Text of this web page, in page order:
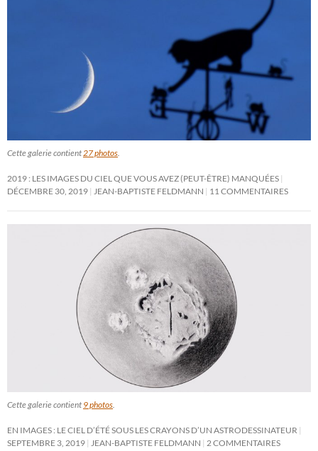
Cette galerie contient 27 photos
2019 : LES IMAGES DU CIEL QUE VOUS AVEZ (PEUT-ÊTRE) MANQUÉES
DÉCEMBRE 30, 2019
JEAN-BAPTISTE FELDMANN 11 COMMENTAIRES
Cette galerie contient 9 photos
EN IMAGES : LE CIEL D’ÉTÉ SOUS LES CRAYONS D’UN ASTRODESSINATEUR
SEPTEMBRE 3, 2019
JEAN-BAPTISTE FELDMANN 2 COMMENTAIRES